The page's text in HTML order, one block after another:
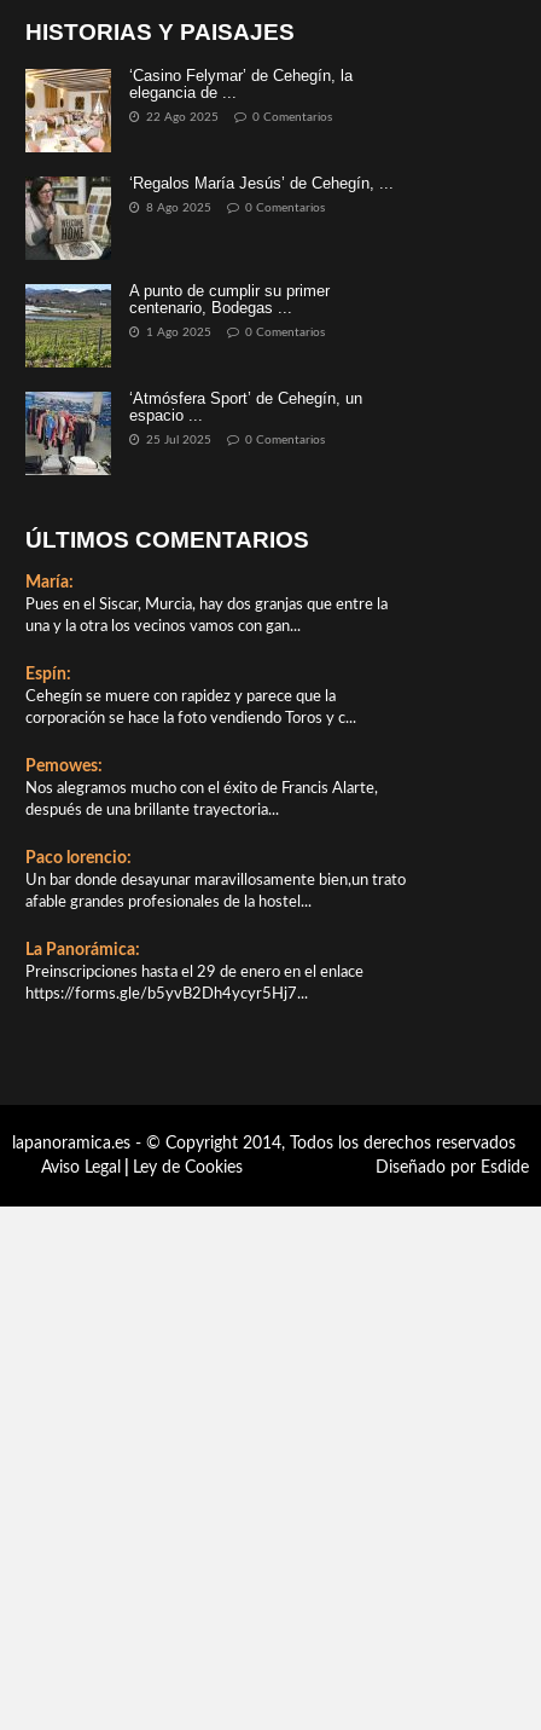
HISTORIAS Y PAISAJES
‘Casino Felymar’ de Cehegín, la
elegancia de ...
22 Ago 2025 0 Comentarios
‘Regalos María Jesús’ de Cehegín, ...
8 Ago 2025 0 Comentarios
A punto de cumplir su primer
centenario, Bodegas ...
1 Ago 2025 0 Comentarios
‘Atmósfera Sport’ de Cehegín, un
espacio ...
25 Jul 2025 0 Comentarios
ÚLTIMOS COMENTARIOS
María:
Pues en el Siscar, Murcia, hay dos granjas que entre la
una y la otra los vecinos vamos con gan...
Espín:
Cehegín se muere con rapidez y parece que la
corporación se hace la foto vendiendo Toros y c...
Pemowes:
Nos alegramos mucho con el éxito de Francis Alarte,
después de una brillante trayectoria...
Paco lorencio:
Un bar donde desayunar maravillosamente bien,un trato
afable grandes profesionales de la hostel...
La Panorámica:
Preinscripciones hasta el 29 de enero en el enlace
https://forms.gle/b5yvB2Dh4ycyr5Hj7...
lapanoramica.es - © Copyright 2014, Todos los derechos reservados
Aviso Legal
Ley de Cookies Diseñado por Esdide